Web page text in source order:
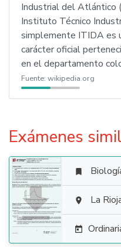
Industrial del Atlántico
Instituto Técnico
simplemente ITIDA es
carácter oficial
en el departamento
Fuente: wikipedia.org
Exámenes


 La
